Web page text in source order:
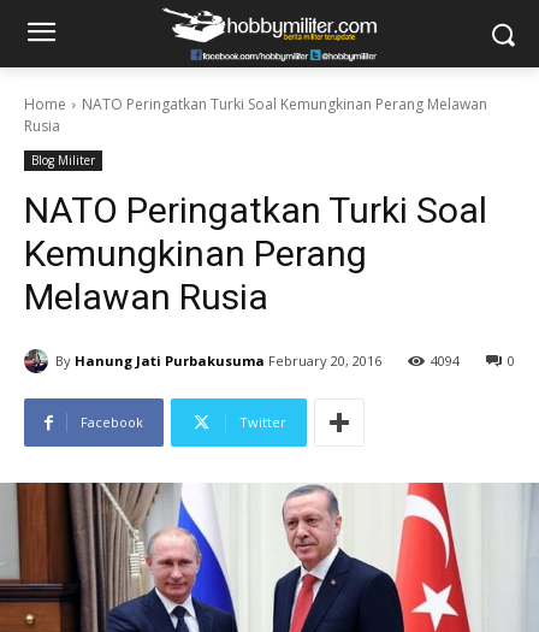
Home
NATO Peringatkan Turki Soal Kemungkinan Perang Melawan
Rusia
Blog Militer
NATO Peringatkan Turki Soal
Kemungkinan Perang
Melawan Rusia
By Hanung Jati Purbakusuma February 20, 2016 0
4094
Facebook Twitter